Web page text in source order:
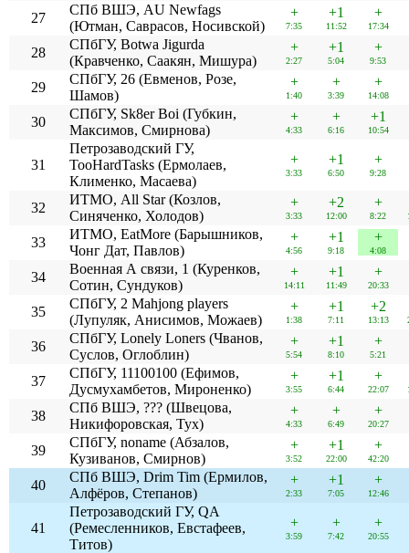
27
СПб ВШЭ, AU Newfags
(Ютман, Саврасов, Носивской)
+
7:35
+1
11:52
+
17:34
28
СПбГУ, Botwa Jigurda
(Кравченко, Саакян, Мишура)
+
2:27
+1
5:04
+
9:53
29
СПбГУ, 26 (Евменов, Розе,
Шамов)
+
1:40
+
3:39
+
14:08
30
СПбГУ, Sk8er Boi (Губкин,
Максимов, Смирнова)
+
4:33
+
6:16
+1
10:54
31
Петрозаводский ГУ,
TooHardTasks (Ермолаев,
Клименко, Масаева)
+
3:33
+1
6:50
+
9:28
32
ИТМО, All Star (Козлов,
Синяченко, Холодов)
+
3:33
+2
12:00
+
8:22
33
ИТМО, EatMore (Барышников,
Чонг Дат, Павлов)
+
4:56
+1
9:18
+
4:08
34
Военная А связи, 1 (Куренков,
Сотин, Сундуков)
+
14:11
+1
11:49
+
20:33
35
СПбГУ, 2 Mahjong players
(Лупуляк, Анисимов, Можаев)
+
1:38
+1
7:11
+2
13:13
36
СПбГУ, Lonely Loners (Чванов,
Суслов, Оглоблин)
+
5:54
+1
8:10
+
5:21
37
СПбГУ, 11100100 (Ефимов,
Дусмухамбетов, Мироненко)
+
3:55
+1
6:44
+
22:07
38
СПб ВШЭ, ??? (Швецова,
Никифоровская, Тух)
+
4:33
+
6:49
+
20:27
39
СПбГУ, noname (Абзалов,
Кузиванов, Смирнов)
+
3:52
+1
22:00
+
42:20
40
СПб ВШЭ, Drim Tim (Ермилов,
Алфёров, Степанов)
+
2:33
+1
7:05
+
12:46
41
Петрозаводский ГУ, QA
(Ремесленников, Евстафеев,
Титов)
+
3:59
+
7:42
+
20:55